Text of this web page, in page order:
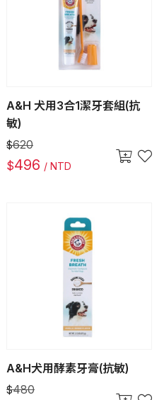
A&H 犬用3合1潔牙套組(抗
敏)
$620
$496 / NTD
A&H犬用酵素牙膏(抗敏)
$480